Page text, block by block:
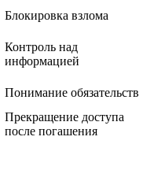
Блокировка взлома
Контроль над
информацией
Понимание обязательств
Прекращение доступа
после погашения